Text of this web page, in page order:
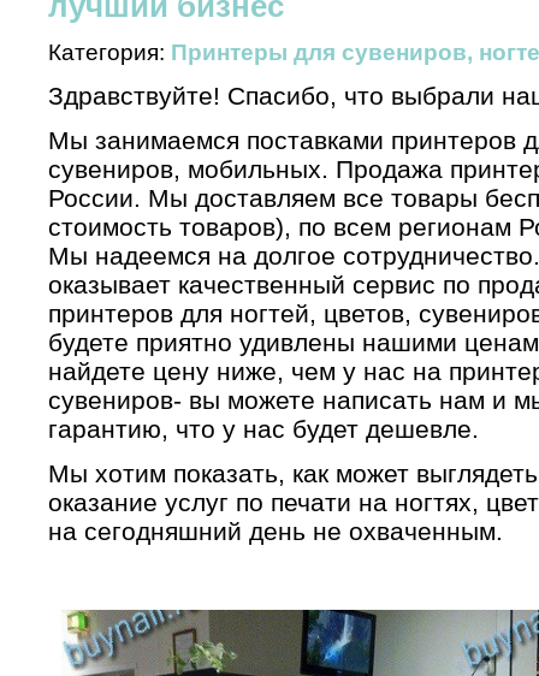
Категория: Принтеры для сувениров,
Здравствуйте! Спасибо, что выбрали
Мы занимаемся поставками принтеров
сувениров, мобильных. Продажа
России. Мы доставляем все товары
стоимость товаров), по всем регионам
Мы надеемся на долгое
оказывает качественный сервис по
принтеров для ногтей, цветов,
будете приятно удивлены нашими
найдете цену ниже, чем у нас на
сувениров- вы можете написать нам и
гарантию, что у нас будет дешевле.
Мы хотим показать, как может
оказание услуг по печати на ногтях,
на сегодняшний день не охваченным.